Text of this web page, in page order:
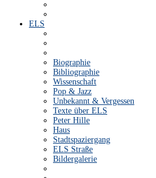
ELS
Biographie
Bibliographie
Wissenschaft
Pop & Jazz
Unbekannt & Vergessen
Texte über ELS
Peter Hille
Haus
Stadtspaziergang
ELS Straße
Bildergalerie